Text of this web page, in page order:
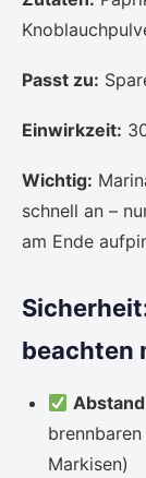
Passt zu:
Einwirkzeit:
Wichtig:
schnell an –
am Ende
beachten
Markisen)